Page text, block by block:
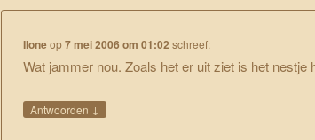
Iloneop7 mei 2006 om 01:02 schreef:
Wat jammer nou. Zoals het er uit ziet is het nestje
Antwoorden ↓